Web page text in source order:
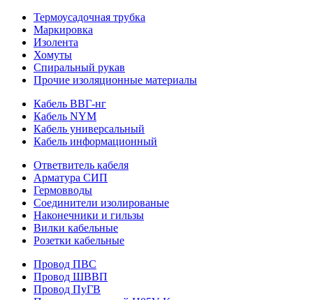
Термоусадочная трубка
Маркировка
Изолента
Хомуты
Спиральный рукав
Прочие изоляционные материалы
Кабель ВВГ-нг
Кабель NYM
Кабель универсальный
Кабель информационный
Ответвитель кабеля
Арматура СИП
Гермовводы
Соединители изолированые
Наконечники и гильзы
Вилки кабельные
Розетки кабельные
Провод ПВС
Провод ШВВП
Провод ПуГВ